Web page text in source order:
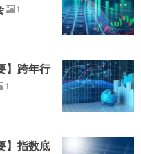
1
】跨年行
1
】指数底